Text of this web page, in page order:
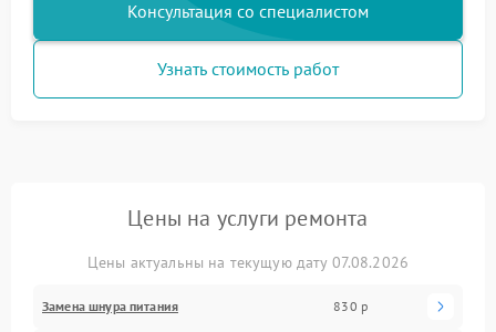
Консультация со специалистом
Узнать стоимость работ
Цены на услуги ремонта
Цены актуальны на текущую дату 07.08.2026
Замена шнура питания 830 р